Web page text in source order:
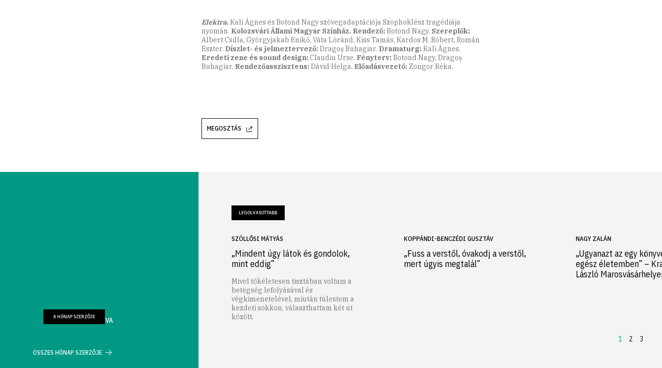
Elektra.Kali Ágnes és Botond Nagy szövegadaptációja Szophoklész tragédiája
nyomán. Kolozsvári Állami Magyar Színház. Rendező:Botond Nagy. Szereplők:
Albert Csilla, Györgyjakab Enikő, Váta Lóránd, Kiss Tamás, Kardos M. Róbert, Román
Eszter. Díszlet- és jelmeztervező:Dragoș Buhagiar. Dramaturg:Kali Ágnes.
Eredeti zene és sound design:Claudiu Urse. Fényterv:Botond Nagy, Dragoș
Buhagiar. Rendezőasszisztens:Dávid Helga. Előadásvezető:Zongor Réka.
MEGOSZTÁS
FARKAS WELLMANN ÉVA
A HÓNAP SZERZŐJE
ÖSSZES HÓNAP SZERZŐJE
LEGOLVASOTTABB
SZÖLLŐSI MÁTYÁS
„Mindent úgy látok és gondolok,
mint eddig”
Mivel tökéletesen tisztában voltam a
betegség lefolyásával és
végkimenetelével, miután túlestem a
kezdeti sokkon, választhattam két út
között.
KOPPÁNDI-BENCZÉDI GUSZTÁV
„Fuss a verstől, óvakodj a verstől,
mert úgyis megtalál”
NAGY ZALÁN
„Ugyanazt az egy
egész életemben” –
László
1 2 3